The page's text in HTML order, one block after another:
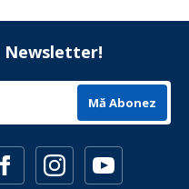
Newsletter!
Mă Abonez